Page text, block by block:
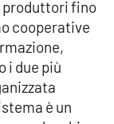
produttori fino
cooperative
i due più
è un